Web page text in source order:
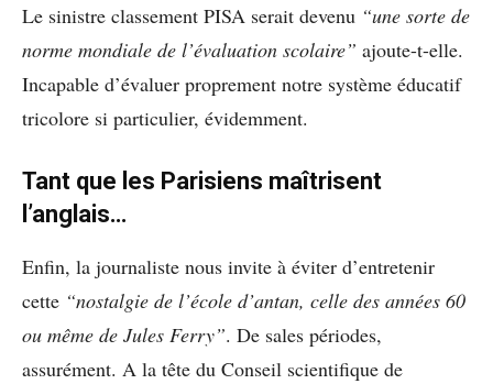
Le sinistre classement PISA serait devenu “une sorte de
norme mondiale de l’évaluation scolaire” ajoute-t-elle.
Incapable d’évaluer proprement notre système éducatif
tricolore si particulier, évidemment.
Tant que les Parisiens maîtrisent
l’anglais…
Enfin, la journaliste nous invite à éviter d’entretenir
cette “nostalgie de l’école d’antan, celle des années 60
ou même de Jules Ferry”. De sales périodes,
assurément. A la tête du Conseil scientifique de